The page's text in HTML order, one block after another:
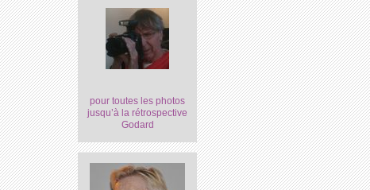
pour toutes les photos
jusqu’à la rétrospective
Godard